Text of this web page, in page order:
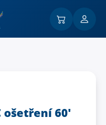
ošetření 60'